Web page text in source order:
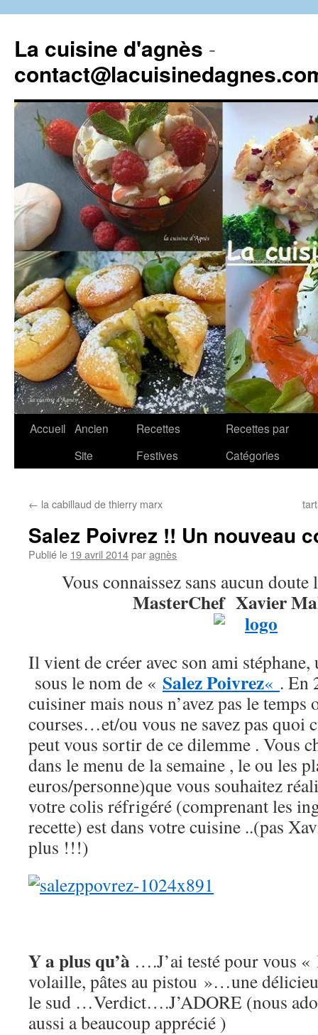
La cuisine d'agnès -
Aller
Accueil Ancien
Site
Recettes
Festives
Recettes par
Catégories
← la cabillaud de thierry marx
Salez Poivrez !! Un nouveau
Publié le 19 avril 2014paragnès
Vous connaissez sans aucun
MasterChef Xavier
Il vient de créer avec son ami
sous le nom de « Salez Poivrez« . En
cuisiner mais nous n’avez pas le temps
courses…et/ou vous ne savez pas quoi
peut vous sortir de ce dilemme . Vous
dans le menu de la semaine , le ou les
euros/personne)que vous souhaitez
votre colis réfrigéré (comprenant les
recette) est dans votre cuisine ..(pas
plus !!!)
Y a plus qu’à ….J’ai testé pour vous
volaille, pâtes au pistou »…une
le sud …Verdict….J’ADORE (nous
aussi a beaucoup apprécié )